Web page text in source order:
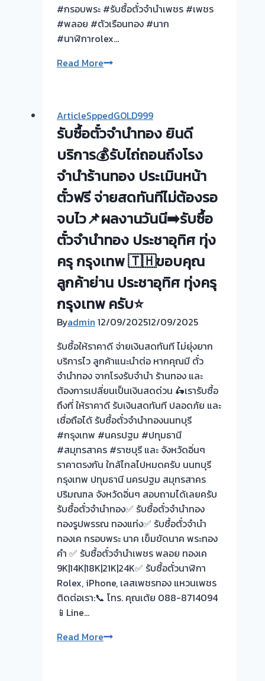
#กรอบพระ #รับซื้อตั๋วจำนำเพชร #เพชร
#พลอย #ตัวเรือนทอง #นาก
#นาฬิกาrolex…
Read Moreซื้อ
นนทบุรี
กรุงเทพ
ปริมณฑล
ArticleSppedGOLD999
รับซื้อตั๋วจำนำทอง ยินดี
บริการ💰รับไถ่ถอนถึงโรง
จำนำร้านทอง ประเมินหน้า
ตั๋วฟรี จ่ายสดทันทีไม่ต้องรอ
จบไว📌ผลงานวันนี➡️รับซื้อ
ตั๋วจำนำทอง ประชาอุทิศ ทุ่ง
ครุ กรุงเทพ 🇹🇭ขอบคุณ
ลูกค้าย่าน ประชาอุทิศ ทุ่งครุ
กรุงเทพ ครับ⭐
Byadmin 12/09/202512/09/2025
รับซื้อให้ราคาดี จ่ายเงินสดทันที ไม่ยุ่งยาก
บริการไว ลูกค้าแนะนำต่อ หากคุณมี ตั๋ว
จำนำทอง จากโรงรับจำนำ ร้านทอง และ
ต้องการเปลี่ยนเป็นเงินสดด่วน 🛵เรารับซื้อ
ถึงที่ ให้ราคาดี รับเงินสดทันที ปลอดภัย และ
เชื่อถือได้ รับซื้อตั๋วจำนำทองนนทบุรี
#กรุงเทพ #นครปฐม #ปทุมธานี
#สมุทรสาคร #ราชบุรี และ จังหวัดอิ่นๆ
ราคาตรงกัน ใกล้ไกลไปหมดครับ นนทบุรี
กรุงเทพ ปทุมธานี นครปฐม สมุทรสาคร
ปริมณฑล จังหวัดอิ่นๆ สอบถามได้เลยครับ
รับซื้อตั๋วจำนำทอง✅ รับซื้อตั๋วจำนำทอง
ทองรูปพรรณ ทองแท่ง✅ รับซื้อตั๋วจำนำ
ทองเค กรอบพระ นาค เข็มขัดนาค พระทอง
คำ ✅ รับซื้อตั๋วจำนำเพชร พลอย ทองเค
9K|14K|18K|21K|24K✅ รับซื้อตั๋วนาฬิกา
Rolex, iPhone, เลสเพชรทอง แหวนเพชร
ติดต่อเรา:📞 โทร. คุณเต้ย 088-8714094
📱Line…
Read Moreรับ